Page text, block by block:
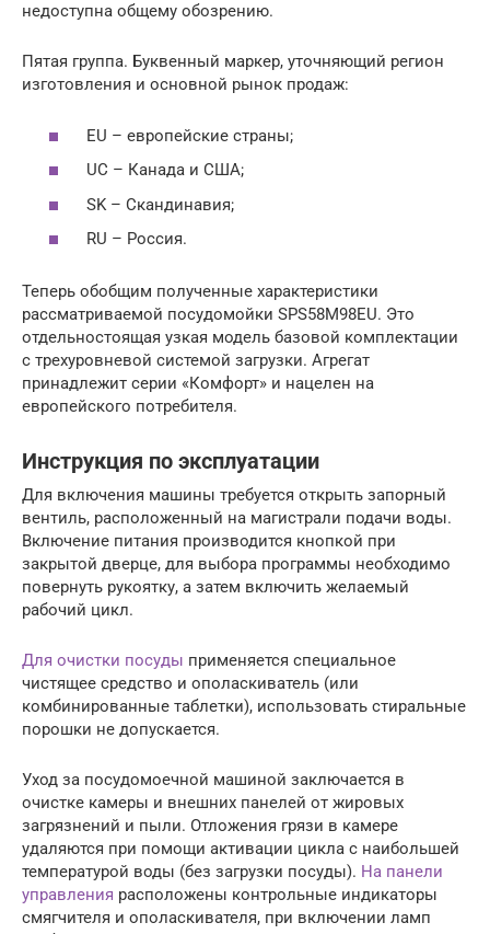
недоступна общему обозрению.
Пятая группа. Буквенный маркер, уточняющий регион
изготовления и основной рынок продаж:
EU – европейские страны;
UC – Канада и США;
SK – Скандинавия;
RU – Россия.
Теперь обобщим полученные характеристики
рассматриваемой посудомойки SPS58M98EU. Это
отдельностоящая узкая модель базовой комплектации
с трехуровневой системой загрузки. Агрегат
принадлежит серии «Комфорт» и нацелен на
европейского потребителя.
Инструкция по эксплуатации
Для включения машины требуется открыть запорный
вентиль, расположенный на магистрали подачи воды.
Включение питания производится кнопкой при
закрытой дверце, для выбора программы необходимо
повернуть рукоятку, а затем включить желаемый
рабочий цикл.
Для очистки посуды применяется специальное
чистящее средство и ополаскиватель (или
комбинированные таблетки), использовать стиральные
порошки не допускается.
Уход за посудомоечной машиной заключается в
очистке камеры и внешних панелей от жировых
загрязнений и пыли. Отложения грязи в камере
удаляются при помощи активации цикла с наибольшей
температурой воды (без загрузки посуды). На панели
управления расположены контрольные индикаторы
смягчителя и ополаскивателя, при включении ламп